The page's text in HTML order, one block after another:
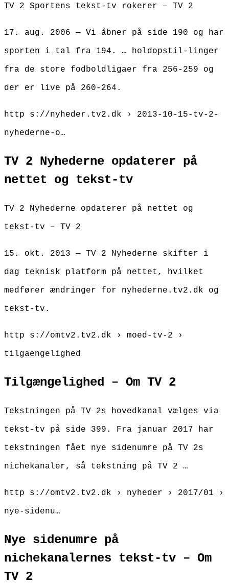
TV 2 Sportens tekst-tv rokerer – TV 2
17. aug. 2006 — Vi åbner på side 190 og har
sporten i tal fra 194. … holdopstil-linger
fra de store fodboldligaer fra 256-259 og
der er live på 260-264.
http s://nyheder.tv2.dk › 2013-10-15-tv-2-
nyhederne-o…
TV 2 Nyhederne opdaterer på
nettet og tekst-tv
TV 2 Nyhederne opdaterer på nettet og
tekst-tv – TV 2
15. okt. 2013 — TV 2 Nyhederne skifter i
dag teknisk platform på nettet, hvilket
medfører ændringer for nyhederne.tv2.dk og
tekst-tv.
http s://omtv2.tv2.dk › moed-tv-2 ›
tilgaengelighed
Tilgængelighed – Om TV 2
Tekstningen på TV 2s hovedkanal vælges via
tekst-tv på side 399. Fra januar 2017 har
tekstningen fået nye sidenumre på TV 2s
nichekanaler, så tekstning på TV 2 …
http s://omtv2.tv2.dk › nyheder › 2017/01 ›
nye-sidenu…
Nye sidenumre på
nichekanalernes tekst-tv – Om
TV 2